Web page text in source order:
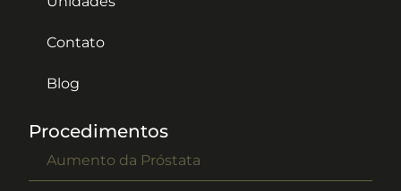
Contato
Blog
Procedimentos
Aumento da Próstata